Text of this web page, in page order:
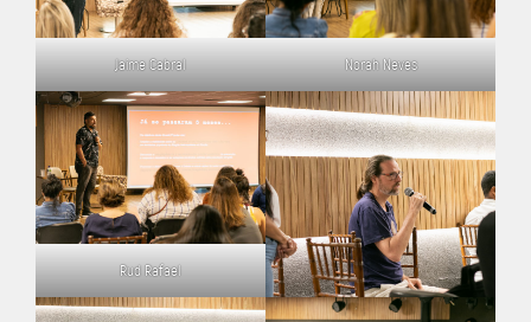
Jaime Cabral Norah Neves
Rud Rafael